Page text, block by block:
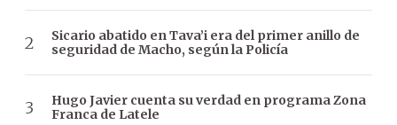
Sicario abatido en Tava’i era del primer anillo de
seguridad de Macho, según la Policía
Hugo Javier cuenta su verdad en programa Zona
Franca de Latele